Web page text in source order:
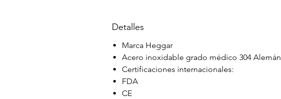
Detalles
Marca Heggar
Acero inoxidable grado médico 304 Alemán
Certificaciones internacionales:
FDA
CE